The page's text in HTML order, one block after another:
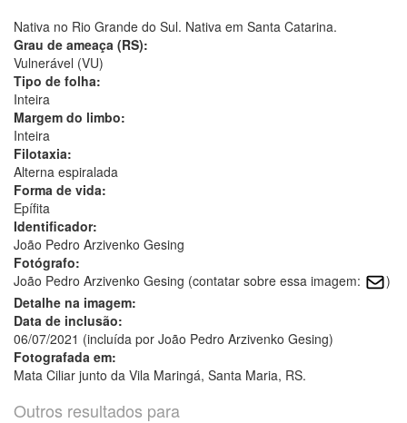
Nativa no Rio Grande do Sul. Nativa em Santa Catarina.
Grau de ameaça (RS):
Vulnerável (VU)
Tipo de folha:
Inteira
Margem do limbo:
Inteira
Filotaxia:
Alterna espiralada
Forma de vida:
Epífita
Identificador:
João Pedro Arzivenko Gesing
Fotógrafo:
João Pedro Arzivenko Gesing (contatar sobre essa imagem:
)
Detalhe na imagem:
Data de inclusão:
06/07/2021 (incluída por João Pedro Arzivenko Gesing)
Fotografada em:
Mata Ciliar junto da Vila Maringá, Santa Maria, RS.
Outros resultados para